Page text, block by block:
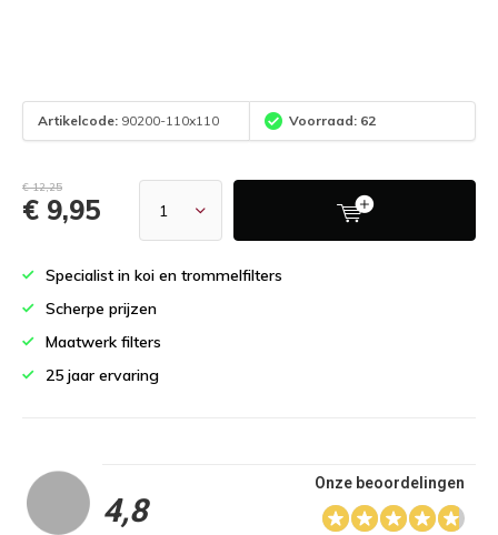
Artikelcode: 90200-110x110 Voorraad: 62
€ 12,25
€ 9,95
Specialist in koi en trommelfilters
Scherpe prijzen
Maatwerk filters
25 jaar ervaring
4,8
Onze beoordelingen